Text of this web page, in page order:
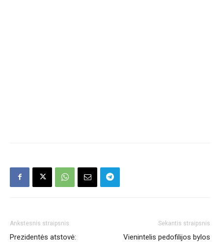
Ankstesnis straipsnis
Prezidentės atstovė:
Sekantis straipsnis
Vienintelis pedofilijos bylos